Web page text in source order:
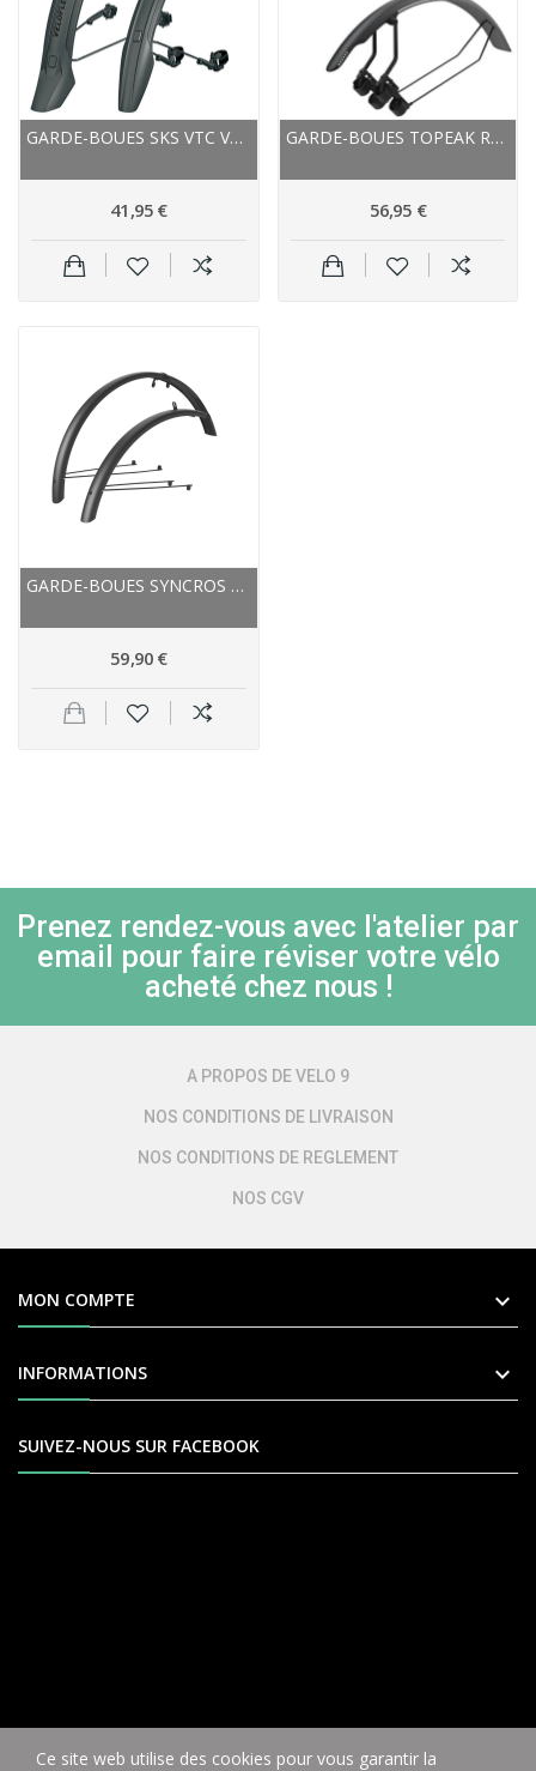
GARDE-BOUES SKS VTC VTT VÉLOFLEXX 65 26/27.5...
41,95 €
GARDE-BOUES TOPEAK ROUTE GRAVEL AVANT ARRIÈRE...
56,95 €
GARDE-BOUES SYNCROS PVC ROUTE ROAD GRAVEL 22 50...
59,90 €
Prenez rendez-vous avec l'atelier par
email pour faire réviser votre vélo
acheté chez nous !
A PROPOS DE VELO 9
NOS CONDITIONS DE LIVRAISON
NOS CONDITIONS DE REGLEMENT
NOS CGV
MON COMPTE 
INFORMATIONS 
SUIVEZ-NOUS SUR FACEBOOK
COPYRIGHT © VÉLO9 2004
Ce site web utilise des cookies pour vous garantir la